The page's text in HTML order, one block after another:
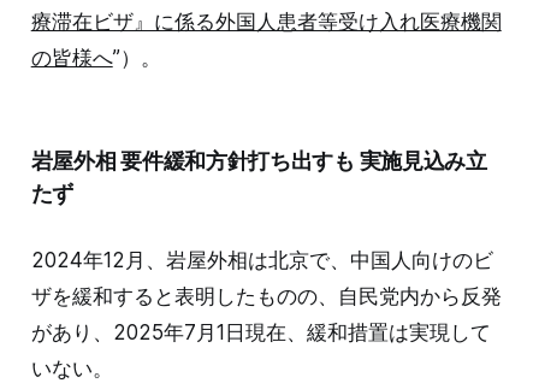
療滞在ビザ』に係る外国人患者等受け入れ医療機関
の皆様へ”）。
岩屋外相 要件緩和方針打ち出すも 実施見込み立
たず
2024年12月、岩屋外相は北京で、中国人向けのビ
ザを緩和すると表明したものの、自民党内から反発
があり、2025年7月1日現在、緩和措置は実現して
いない。